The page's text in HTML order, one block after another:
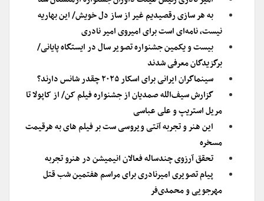
به هر سازی رقصیدیم غیر از ساز دل خویش/ این بهاریه
نیست، نامه‌ای است برای امیروی امیر نادری
بیست و یکمین جشنواره تصویر سال در ایستگاه پایانی/
برگزیدگان معرفی شدند
سینماگران ایرانی برای اسکار ۲۰۲۵ چقدر شانس دارند؟
گزارش سیف‌الله صمدیان از جشنواره فیلم کن/ از کاپولا تا
مریل استریپ و علی عباسی
این هنر و تجربه آنتی ویروسی ست بر فیلم های به هرقیمت
مسخره
تحقق آرزوی چندساله فعالان انیمیشن در هنرو تجربه
پیام تصویری امیرنادری برای مراسم هفتمین شب قتل
مهرجویی و محمدی‌فر